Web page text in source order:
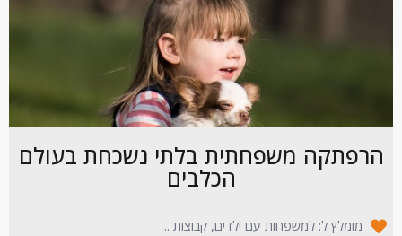
הרפתקה משפחתית בלתי נשכחת בעולם
הכלבים
מומלץ ל: למשפחות עם ילדים, קבוצות ..